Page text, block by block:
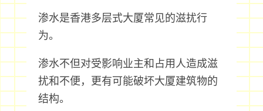
渗水是香港多层式大厦常见的滋扰行
为。
渗水不但对受影响业主和占用人造成滋
扰和不便，更有可能破坏大厦建筑物的
结构。